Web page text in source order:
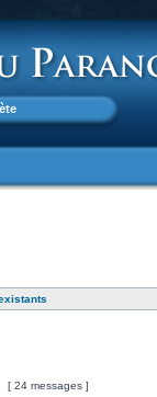
[ 24 messages ]